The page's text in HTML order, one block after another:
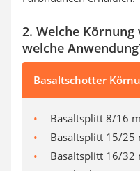
2. Welche
welche
Basaltschotter
Basaltsplitt 8/16
Basaltsplitt 15/25
Basaltsplitt 16/32